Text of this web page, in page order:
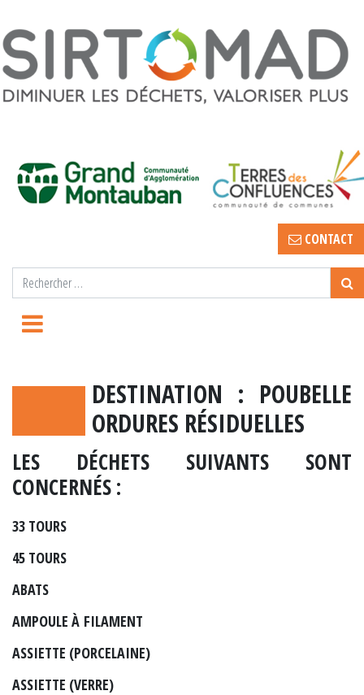
CONTACT
DESTINATION : POUBELLE
ORDURES RÉSIDUELLES
LES DÉCHETS SUIVANTS SONT
CONCERNÉS :
33 TOURS
45 TOURS
ABATS
AMPOULE À FILAMENT
ASSIETTE (PORCELAINE)
ASSIETTE (VERRE)